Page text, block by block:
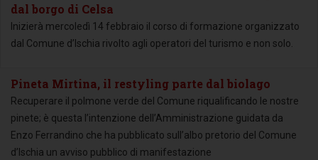
dal borgo di Celsa
Inizierà mercoledì 14 febbraio il corso di formazione organizzato
dal Comune d’Ischia rivolto agli operatori del turismo e non solo.
Pineta Mirtina, il restyling parte dal biolago
Recuperare il polmone verde del Comune riqualificando le nostre
pinete; è questa l’intenzione dell’Amministrazione guidata da
Enzo Ferrandino che ha pubblicato sull’albo pretorio del Comune
d’Ischia un avviso pubblico di manifestazione